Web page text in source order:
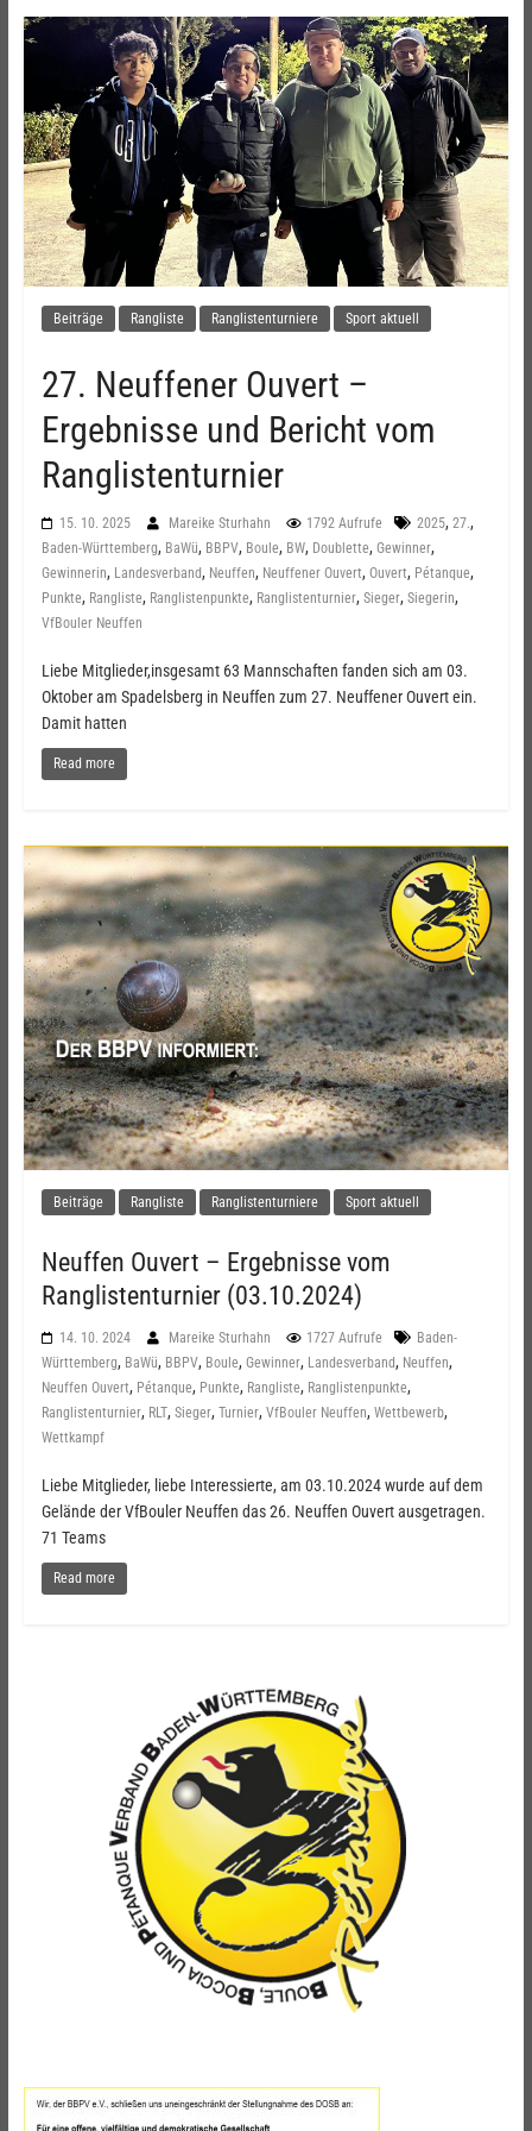
Beiträge Rangliste Ranglistenturniere Sport aktuell
27. Neuffener Ouvert –
Ergebnisse und Bericht vom
Ranglistenturnier
15. 10. 2025 Mareike Sturhahn 1792 Aufrufe 2025, 27.,
Baden-Württemberg, BaWü, BBPV, Boule, BW, Doublette, Gewinner,
Gewinnerin, Landesverband, Neuffen, Neuffener Ouvert, Ouvert, Pétanque,
Punkte, Rangliste, Ranglistenpunkte, Ranglistenturnier, Sieger, Siegerin,
VfBouler Neuffen
Liebe Mitglieder,insgesamt 63 Mannschaften fanden sich am 03.
Oktober am Spadelsberg in Neuffen zum 27. Neuffener Ouvert ein.
Damit hatten
Read more
Beiträge Rangliste Ranglistenturniere Sport aktuell
Neuffen Ouvert – Ergebnisse vom
Ranglistenturnier (03.10.2024)
14. 10. 2024 Mareike Sturhahn 1727 Aufrufe
Baden-
Württemberg, BaWü, BBPV, Boule, Gewinner, Landesverband, Neuffen,
Neuffen Ouvert, Pétanque, Punkte, Rangliste, Ranglistenpunkte,
Ranglistenturnier, RLT, Sieger, Turnier, VfBouler Neuffen, Wettbewerb,
Wettkampf
Liebe Mitglieder, liebe Interessierte, am 03.10.2024 wurde auf dem
Gelände der VfBouler Neuffen das 26. Neuffen Ouvert ausgetragen.
71 Teams
Read more